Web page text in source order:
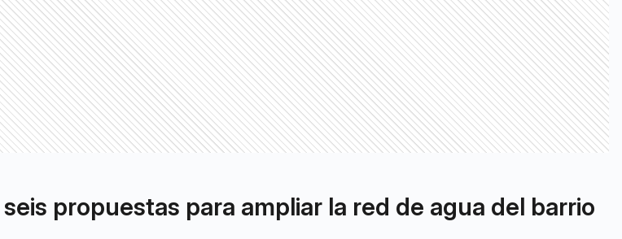
propuestas para ampliar la red de agua del barrio